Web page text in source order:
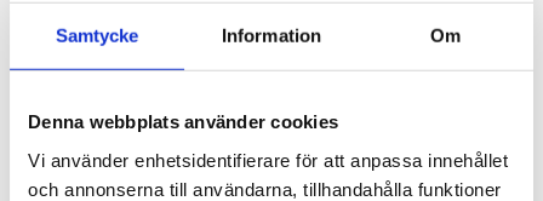
Samtycke Information Om
Denna webbplats använder cookies
Vi använder enhetsidentifierare för att anpassa innehållet
och annonserna till användarna, tillhandahålla funktioner